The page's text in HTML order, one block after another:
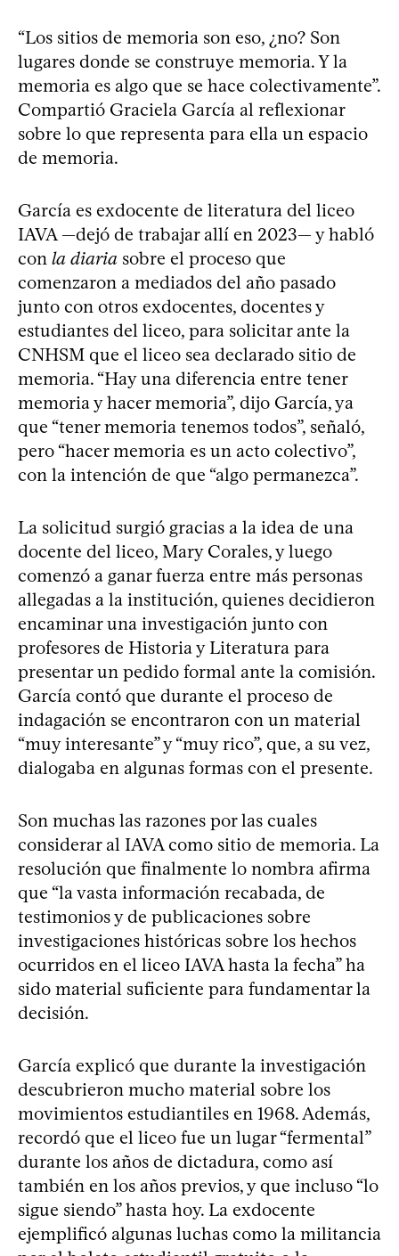
“Los sitios de memoria son eso, ¿no? Son
lugares donde se construye memoria. Y la
memoria es algo que se hace colectivamente”.
Compartió Graciela García al reflexionar
sobre lo que representa para ella un espacio
de memoria.
García es exdocente de literatura del liceo
IAVA —dejó de trabajar allí en 2023— y habló
con la diaria sobre el proceso que
comenzaron a mediados del año pasado
junto con otros exdocentes, docentes y
estudiantes del liceo, para solicitar ante la
CNHSM que el liceo sea declarado sitio de
memoria. “Hay una diferencia entre tener
memoria y hacer memoria”, dijo García, ya
que “tener memoria tenemos todos”, señaló,
pero “hacer memoria es un acto colectivo”,
con la intención de que “algo permanezca”.
La solicitud surgió gracias a la idea de una
docente del liceo, Mary Corales, y luego
comenzó a ganar fuerza entre más personas
allegadas a la institución, quienes decidieron
encaminar una investigación junto con
profesores de Historia y Literatura para
presentar un pedido formal ante la comisión.
García contó que durante el proceso de
indagación se encontraron con un material
“muy interesante” y “muy rico”, que, a su vez,
dialogaba en algunas formas con el presente.
Son muchas las razones por las cuales
considerar al IAVA como sitio de memoria. La
resolución que finalmente lo nombra afirma
que “la vasta información recabada, de
testimonios y de publicaciones sobre
investigaciones históricas sobre los hechos
ocurridos en el liceo IAVA hasta la fecha” ha
sido material suficiente para fundamentar la
decisión.
García explicó que durante la investigación
descubrieron mucho material sobre los
movimientos estudiantiles en 1968. Además,
recordó que el liceo fue un lugar “fermental”
durante los años de dictadura, como así
también en los años previos, y que incluso “lo
sigue siendo” hasta hoy. La exdocente
ejemplificó algunas luchas como la militancia